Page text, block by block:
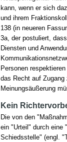
kann, wenn er sich
und ihrem
138 (in neueren
3a, der postuliert,
Diensten und
Personen
das Recht auf
Meinungsäußerung
Kein
Die von den
ein "Urteil" durch eine
Schiedsstelle" (engl.